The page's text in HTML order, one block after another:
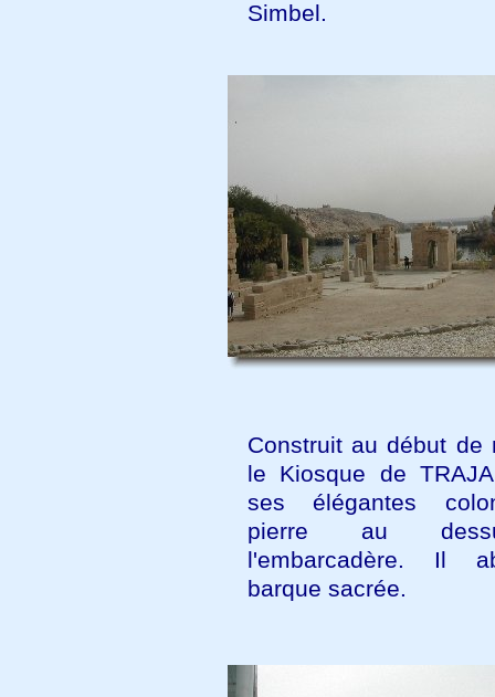
Simbel.
Construit au début de
le Kiosque de
ses élégantes
pierre au
l'embarcadère. Il
barque sacrée.